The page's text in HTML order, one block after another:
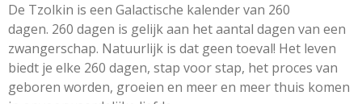
De Tzolkin is een Galactische kalender van 260
dagen. 260 dagen is gelijk aan het aantal dagen van een
zwangerschap. Natuurlijk is dat geen toeval! Het leven
biedt je elke 260 dagen, stap voor stap, het proces van
geboren worden, groeien en meer en meer thuis komen